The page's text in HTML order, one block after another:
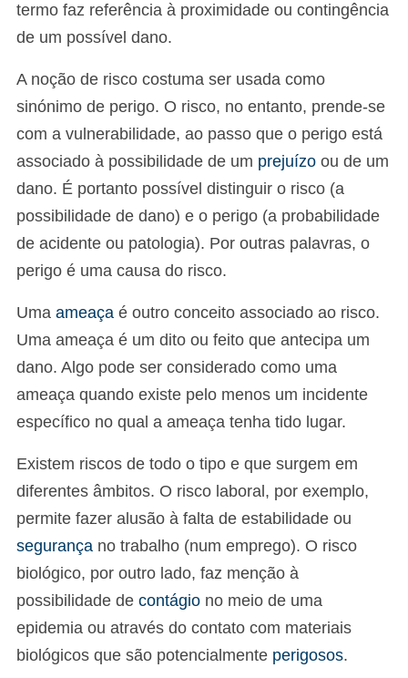
termo faz referência à proximidade ou contingência
de um possível dano.
A noção de risco costuma ser usada como
sinónimo de perigo. O risco, no entanto, prende-se
com a vulnerabilidade, ao passo que o perigo está
associado à possibilidade de um prejuízo ou de um
dano. É portanto possível distinguir o risco (a
possibilidade de dano) e o perigo (a probabilidade
de acidente ou patologia). Por outras palavras, o
perigo é uma causa do risco.
Uma ameaça é outro conceito associado ao risco.
Uma ameaça é um dito ou feito que antecipa um
dano. Algo pode ser considerado como uma
ameaça quando existe pelo menos um incidente
específico no qual a ameaça tenha tido lugar.
Existem riscos de todo o tipo e que surgem em
diferentes âmbitos. O risco laboral, por exemplo,
permite fazer alusão à falta de estabilidade ou
segurança no trabalho (num emprego). O risco
biológico, por outro lado, faz menção à
possibilidade de contágio no meio de uma
epidemia ou através do contato com materiais
biológicos que são potencialmente perigosos.